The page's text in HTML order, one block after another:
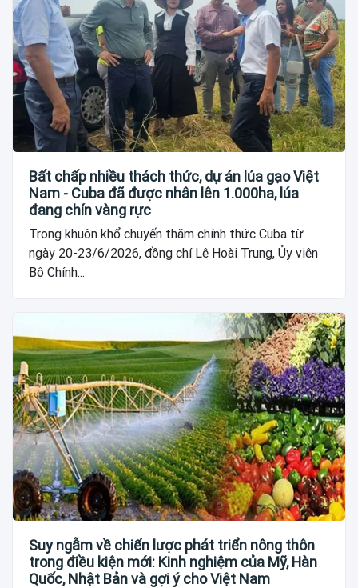
Bất chấp nhiều thách thức, dự án lúa gạo Việt
Nam - Cuba đã được nhân lên 1.000ha, lúa
đang chín vàng rực
Trong khuôn khổ chuyến thăm chính thức Cuba từ
ngày 20-23/6/2026, đồng chí Lê Hoài Trung, Ủy viên
Bộ Chính...
Suy ngẫm về chiến lược phát triển nông thôn
trong điều kiện mới: Kinh nghiệm của Mỹ, Hàn
Quốc, Nhật Bản và gợi ý cho Việt Nam